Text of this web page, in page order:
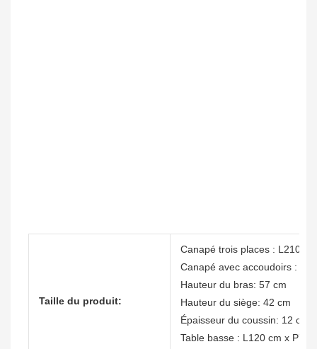
Taille du produit:
Canapé trois places : L210
Canapé avec accoudoirs :
Hauteur du bras: 57 cm
Hauteur du siège: 42 cm
Épaisseur du coussin: 12 cm
Table basse : L120 cm x P70